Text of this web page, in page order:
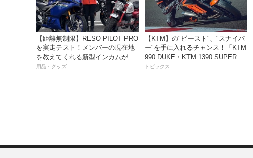
【距離無制限】RESO PILOT PRO
を実走テスト！メンバーの現在地
を教えてくれる新型インカムがめ
っちゃ便利な３つの理由【動画付
用品・グッズ
【KTM】の"ビースト"、"スナイパ
ー"を手に入れるチャンス！「KTM
990 DUKE・KTM 1390 SUPER
DUKE R EVO 購入サポートキャン
トピックス